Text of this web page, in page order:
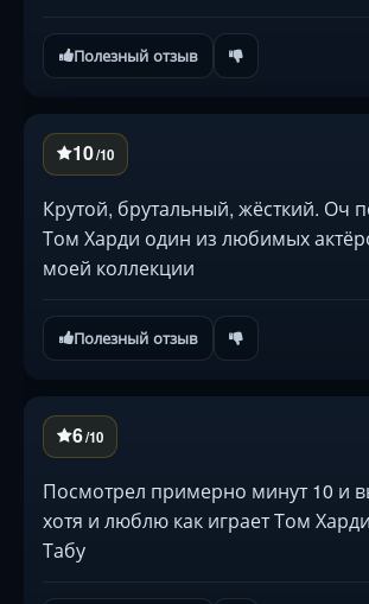
Полезный отзыв
10/10
Крутой, брутальный, жёсткий. Оч
Том Харди один из любимых
моей коллекции
Полезный отзыв
6/10
Посмотрел примерно минут 10 и
хотя и люблю как играет Том
Табу